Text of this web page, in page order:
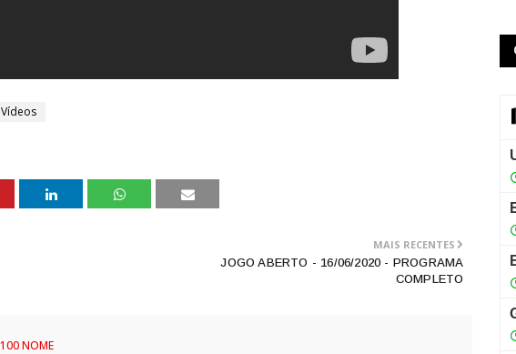
Vídeos
MAIS RECENTES
JOGO ABERTO - 16/06/2020 - PROGRAMA
COMPLETO
100 NOME